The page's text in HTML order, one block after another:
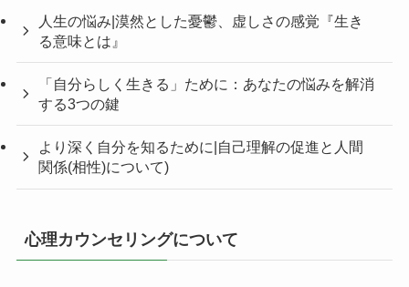
人生の悩み|漠然とした憂鬱、虚しさの感覚『生き
る意味とは』
「自分らしく生きる」ために：あなたの悩みを解消
する3つの鍵
より深く自分を知るために|自己理解の促進と人間
関係(相性)について)
心理カウンセリングについて